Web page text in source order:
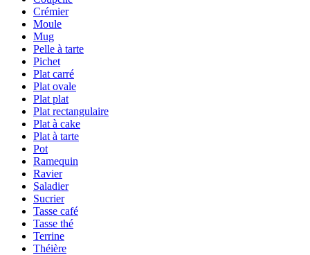
Crémier
Moule
Mug
Pelle à tarte
Pichet
Plat carré
Plat ovale
Plat plat
Plat rectangulaire
Plat à cake
Plat à tarte
Pot
Ramequin
Ravier
Saladier
Sucrier
Tasse café
Tasse thé
Terrine
Théière